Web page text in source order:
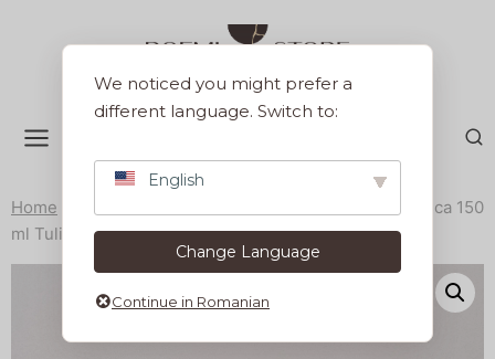
Home
Ceasca 150
ml Tulip (Yellow)
We noticed you might prefer a
different language. Switch to:
English
Change Language
Continue in Romanian